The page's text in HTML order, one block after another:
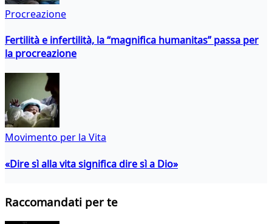
Procreazione
Fertilità e infertilità, la “magnifica humanitas” passa per
la procreazione
Movimento per la Vita
«Dire sì alla vita significa dire sì a Dio»
Raccomandati per te